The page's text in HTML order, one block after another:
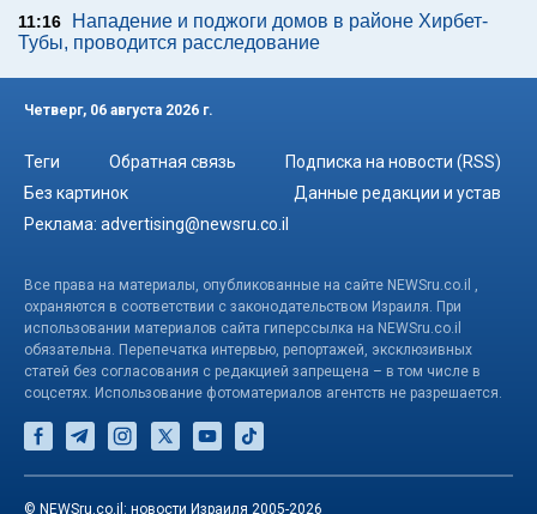
11:16
Нападение и поджоги домов в районе Хирбет-
Тубы, проводится расследование
Четверг, 06 августа 2026 г.
Теги Обратная связь
Подписка на новости (RSS)
Без картинок
Данные редакции и устав
Реклама: advertising@newsru.co.il
Все права на материалы, опубликованные на сайте NEWSru.co.il ,
охраняются в соответствии с законодательством Израиля. При
использовании материалов сайта гиперссылка на NEWSru.co.il
обязательна. Перепечатка интервью, репортажей, эксклюзивных
статей без согласования с редакцией запрещена – в том числе в
соцсетях. Использование фотоматериалов агентств не разрешается.
© NEWSru.co.il: новости Израиля 2005-2026